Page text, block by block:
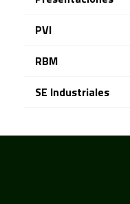
PVI
RBM
SE Industriales